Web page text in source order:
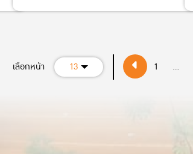
เลือกหน้า 13 1 ...